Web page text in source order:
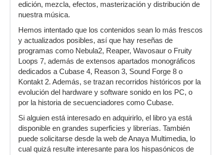
edición, mezcla, efectos, masterización y distribución de
nuestra música.
Hemos intentado que los contenidos sean lo más frescos
y actualizados posibles, así que hay reseñas de
programas como Nebula2, Reaper, Wavosaur o Fruity
Loops 7, además de extensos apartados monográficos
dedicados a Cubase 4, Reason 3, Sound Forge 8 o
Kontakt 2. Además, se trazan recorridos históricos por la
evolución del hardware y software sonido en los PC, o
por la historia de secuenciadores como Cubase.
Si alguien está interesado en adquirirlo, el libro ya está
disponible en grandes superficies y librerías. También
puede solicitarse desde la web de Anaya Multimedia, lo
cual quizá resulte interesante para los hispasónicos de